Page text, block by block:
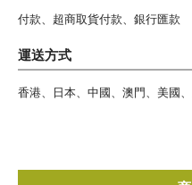
付款、超商取貨付款、銀行匯款
運送方式
香港、日本、中國、澳門、美國